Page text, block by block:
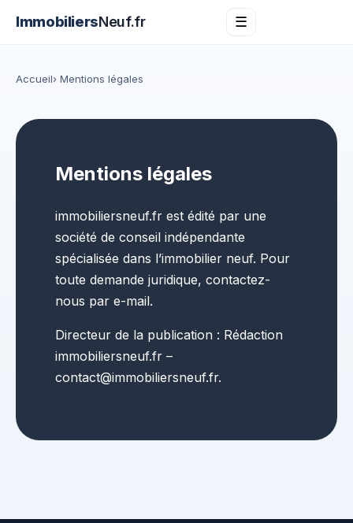
ImmobiliersNeuf.fr ☰
Accueil› Mentions légales
Mentions légales
immobiliersneuf.fr est édité par une
société de conseil indépendante
spécialisée dans l’immobilier neuf. Pour
toute demande juridique, contactez-
nous par e-mail.
Directeur de la publication : Rédaction
immobiliersneuf.fr –
contact@immobiliersneuf.fr.